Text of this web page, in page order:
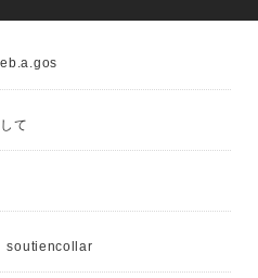
て
soutiencollar